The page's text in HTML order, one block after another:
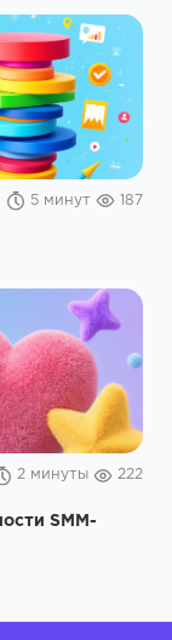
5 минут 187
2 минуты 222
SMM-